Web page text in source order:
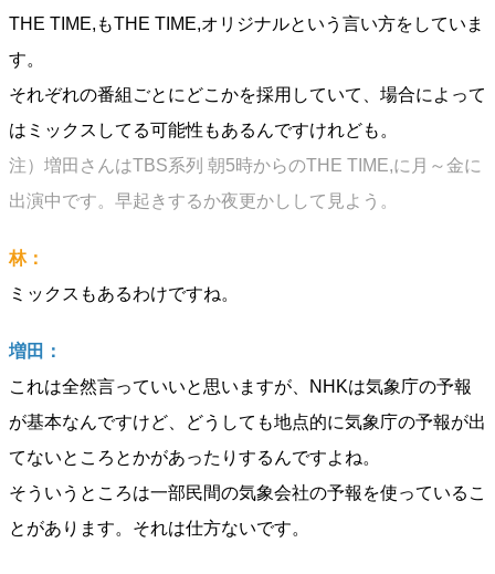
THE TIME,もTHE TIME,オリジナルという言い方をしていま
す。
それぞれの番組ごとにどこかを採用していて、場合によって
はミックスしてる可能性もあるんですけれども。
注）増田さんはTBS系列 朝5時からのTHE TIME,に月～金に
出演中です。早起きするか夜更かしして見よう。
林：
ミックスもあるわけですね。
増田：
これは全然言っていいと思いますが、NHKは気象庁の予報
が基本なんですけど、どうしても地点的に気象庁の予報が出
てないところとかがあったりするんですよね。
そういうところは一部民間の気象会社の予報を使っているこ
とがあります。それは仕方ないです。